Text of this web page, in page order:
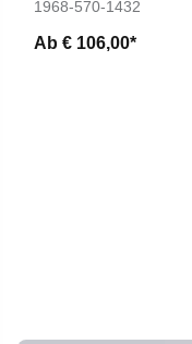
1968-570-1432
Ab € 106,00*